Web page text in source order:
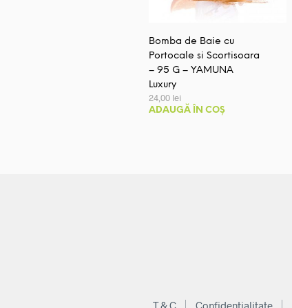
Bomba de Baie cu
Portocale si Scortisoara
– 95 G – YAMUNA
Luxury
24,00 lei
ADAUGĂ ÎN COȘ
T & C Confidentialitate